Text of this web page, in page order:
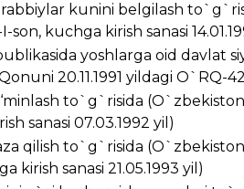
kunini belgilash
kuchga kirish sanasi
yoshlarga oid davlat
20.11.1991 yildagi O`RQ-
to`g`risida
sanasi 07.03.1992 yil)
qilish to`g`risida
kirish sanasi 21.05.1993 yil)